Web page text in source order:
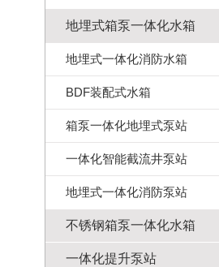
地埋式箱泵一体化水箱
地埋式一体化消防水箱
BDF装配式水箱
箱泵一体化地埋式泵站
一体化智能截流井泵站
地埋式一体化消防泵站
不锈钢箱泵一体化水箱
一体化提升泵站